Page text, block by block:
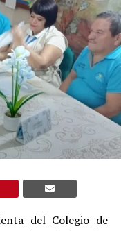
del Colegio de